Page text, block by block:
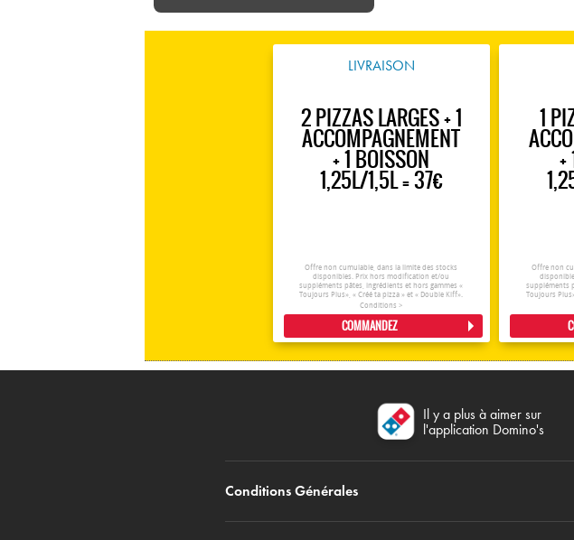
LIVRAISON
2 PIZZAS LARGES + 1
ACCOMPAGNEMENT
+ 1 BOISSON
1,25L/1,5L = 37€
Offre non cumulable, dans la limite des stocks
disponibles. Prix hors modification et/ou
suppléments pâtes, ingrédients et hors gammes «
Toujours Plus», « Créé ta pizza » et « Double Kiff».
Conditions >
COMMANDEZ
1
Offre non
suppléments
Toujours
Il y a plus à aimer sur
l'application Domino's
Conditions Générales